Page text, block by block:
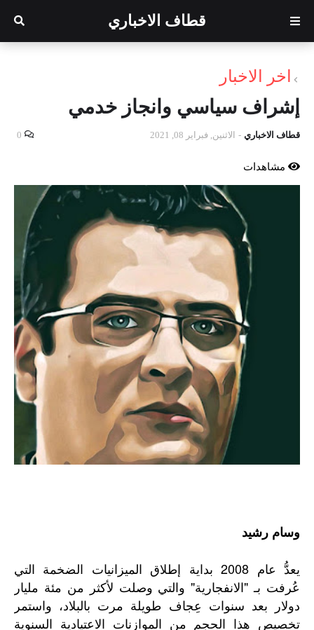
قطاف الاخباري
اخر الاخبار
إشراف سياسي وانجاز خدمي
قطاف الاخباري - الاثنين, فبراير 08, 2021 0
مشاهدات
وسام رشيد
يعدُّ عام 2008 بداية إطلاق الميزانيات الضخمة التي
عُرفت بـ "الانفجارية" والتي وصلت لأكثر من مئة مليار
دولار بعد سنوات عِجاف طويلة مرت بالبلاد، واستمر
تخصيص هذا الحجم من الموازنات الاعتيادية السنوية